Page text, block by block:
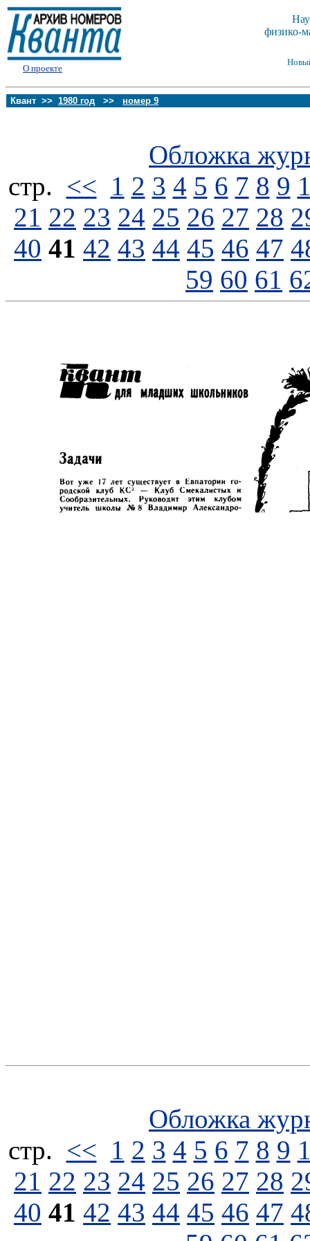
О проекте
физико-
Квант >> 1980 год >> номер 9
Обложка
стp. << 1 2 3 4 5 6 7 8 9
21 22 23 24 25 26 27 28
40 41 42 43 44 45 46 47
59 60 61
Обложка
стp. << 1 2 3 4 5 6 7 8 9
21 22 23 24 25 26 27 28
40 41 42 43 44 45 46 47